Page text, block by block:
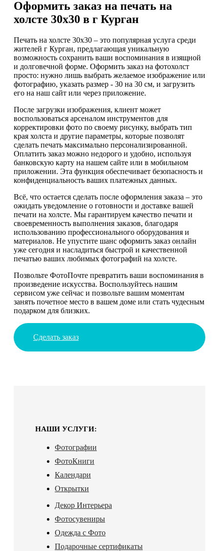
Оформить заказ на печать на
холсте 30х30 в г Курган
Печать на холсте 30х30 – это популярная услуга среди
жителей г Курган, предлагающая уникальную
возможность сохранить ваши воспоминания в изящной
и долговечной форме. Оформить заказ на фотохолст
просто: нужно лишь выбрать желаемое изображение или
фотографию, указать размер - 30 на 30 см, и загрузить
его на наш сайт или через приложение.
После загрузки изображения, клиент может
воспользоваться арсеналом инструментов для
корректировки фото по своему рисунку, выбрать тип
края холста и другие параметры, которые позволят
сделать печать максимально персонализированной.
Оплатить заказ можно недорого и удобно, используя
банковскую карту на нашем сайте или в мобильном
приложении. Эта функция обеспечивает безопасность и
конфиденциальность ваших платежных данных.
Всё, что остается сделать после оформления заказа – это
ожидать уведомление о готовности и доставке вашей
печати на холсте. Мы гарантируем качество печати и
своевременность выполнения заказов, благодаря
использованию профессионального оборудования и
материалов. Не упустите шанс оформить заказ онлайн
уже сегодня и насладиться быстрой и качественной
печатью ваших любимых фотографий на холсте.
Позвольте ФотоПочте превратить ваши воспоминания в
произведение искусства. Воспользуйтесь нашим
сервисом уже сейчас и позвольте вашим моментам
занять почетное место в вашем доме или стать чудесным
подарком для близких.
Сделать заказ
НАШИ УСЛУГИ:
Фотографии
ФотоКниги
Календари
Открытки
Декор Интерьера
Фотосувениры
Одежда с Фото
Подарочные сертификаты